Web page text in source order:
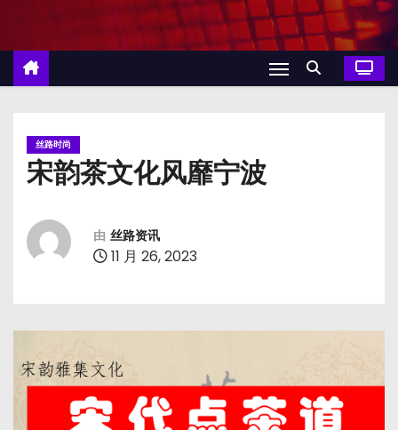
丝路时尚
宋韵茶文化风靡宁波
由 丝路资讯
11 月 26, 2023